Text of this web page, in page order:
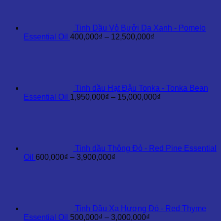
Tinh Dầu Vỏ Bưởi Da Xanh - Pomelo
Essential Oil 400,000₫ – 12,500,000₫
Tinh dầu Hạt Đậu Tonka - Tonka Bean
Essential Oil 1,950,000₫ – 15,000,000₫
Tinh dầu Thông Đỏ - Red Pine Essential
Oil 600,000₫ – 3,900,000₫
Tinh Dầu Xạ Hương Đỏ - Red Thyme
Essential Oil 500,000₫ – 3,000,000₫